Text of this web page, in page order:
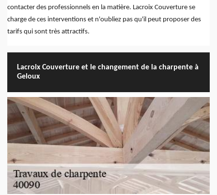
contacter des professionnels en la matière. Lacroix Couverture se
charge de ces interventions et n'oubliez pas qu'il peut proposer des
tarifs qui sont très attractifs.
Lacroix Couverture et le changement de la charpente à
Geloux